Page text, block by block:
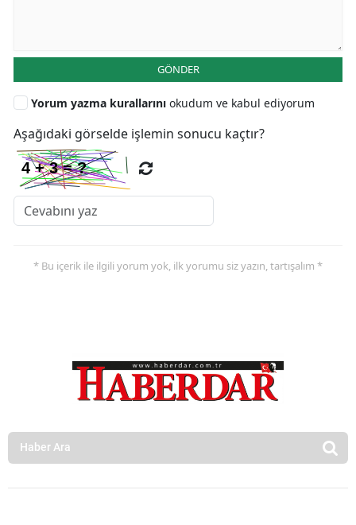
GÖNDER
Yorum yazma kurallarını okudum ve kabul ediyorum
Aşağıdaki görselde işlemin sonucu kaçtır?
* Bu içerik ile ilgili yorum yok, ilk yorumu siz yazın, tartışalım *